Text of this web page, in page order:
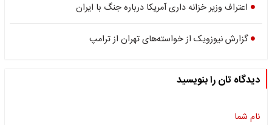
اعتراف وزیر خزانه داری آمریکا درباره جنگ با ایران
گزارش نیوزویک از خواسته‌های تهران از ترامپ
دیدگاه تان را بنویسید
نام شما